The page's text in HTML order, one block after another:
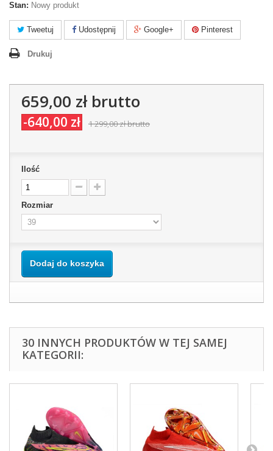
Stan: Nowy produkt
Tweetuj Udostępnij Google+ Pinterest
Drukuj
659,00 złbrutto
-640,00 zł 1 299,00 złbrutto
Ilość
Rozmiar
Dodaj do koszyka
30 INNYCH PRODUKTÓW W TEJ SAMEJ
KATEGORII: